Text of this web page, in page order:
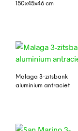
150x45x46 cm
Malaga 3-zitsbank
aluminium antraciet